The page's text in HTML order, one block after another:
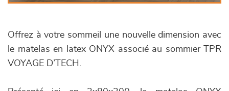
Offrez à votre sommeil une nouvelle dimension avec
le matelas en latex ONYX associé au sommier TPR
VOYAGE D’TECH.